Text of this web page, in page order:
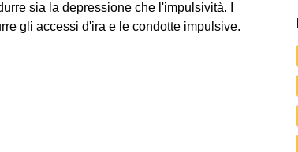
sia la depressione che l'impulsività. I
gli accessi d'ira e le condotte impulsive.